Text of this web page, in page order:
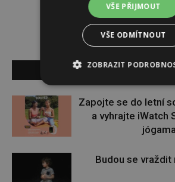
SOUVISEJÍCÍ ČLÁNKY
Zapojte se do letní
a vyhrajte iWatch
Budou se vraždit
VŠE PŘIJMOUT
VŠE ODMÍTNOUT
ZOBRAZIT